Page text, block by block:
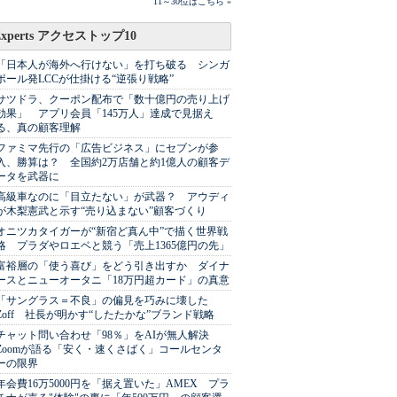
アクセストップ10
日本人が海外へ行けない」を打ち破る シンガ
ール発LCCが仕掛ける“逆張り戦略”
ツドラ、クーポン配布で「数十億円の売り上げ
果」 アプリ会員「145万人」達成で見据え
、真の顧客理解
ァミマ先行の「広告ビジネス」にセブンが参
、勝算は？ 全国約2万店舗と約1億人の顧客デ
タを武器に
級車なのに「目立たない」が武器？ アウディ
木梨憲武と示す“売り込まない”顧客づくり
ニツカタイガーが“新宿ど真ん中”で描く世界戦
プラダやロエベと競う「売上1365億円の先」
裕層の「使う喜び」をどう引き出すか ダイナ
スとニューオータニ「18万円超カード」の真意
サングラス＝不良」の偏見を巧みに壊した
社長が明かす“したたかな”ブランド戦略
ャット問い合わせ「98％」をAIが無人解決
が語る「安く・速くさばく」コールセンタ
の限界
会費16万5000円を「据え置いた」AMEX プラ